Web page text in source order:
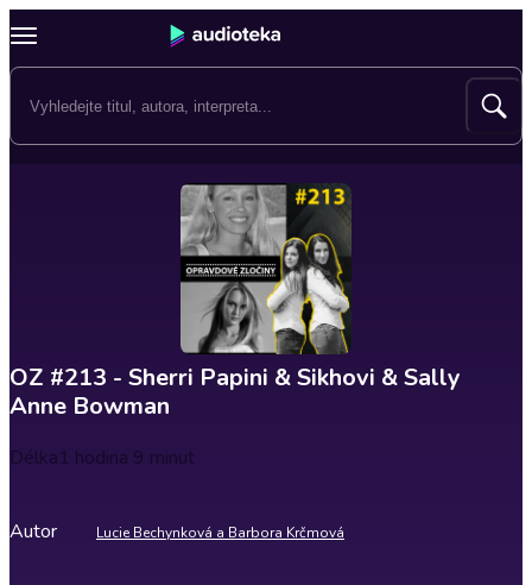
OZ #213 - Sherri Papini & Sikhovi & Sally
Anne Bowman
Délka1 hodina 9 minut
Autor Lucie Bechynková a Barbora Krčmová